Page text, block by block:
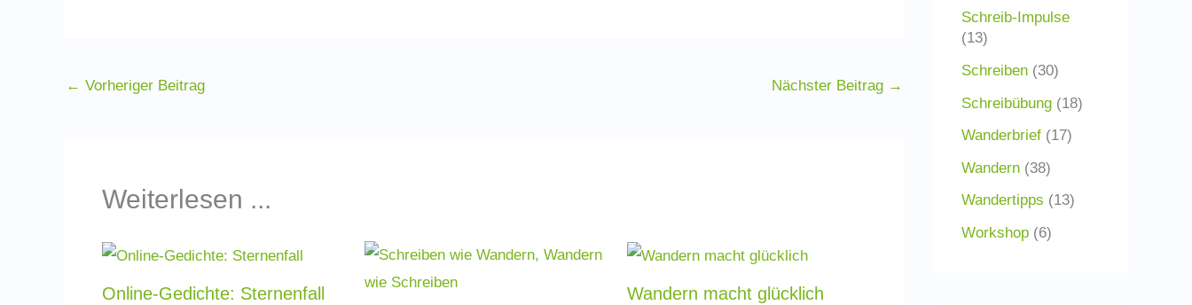
← Vorheriger Beitrag Nächster Beitrag →
Weiterlesen ...
Online-Gedichte: Sternenfall
Wandern macht glücklich
Schreib-Impulse
(13)
Schreiben (30)
Schreibübung (18)
Wanderbrief (17)
Wandern (38)
Wandertipps (13)
Workshop (6)